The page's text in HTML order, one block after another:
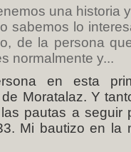
una historia
sabemos lo
de la persona
normalmente y...
en esta
Moratalaz. Y
pautas a seguir
Mi bautizo en la